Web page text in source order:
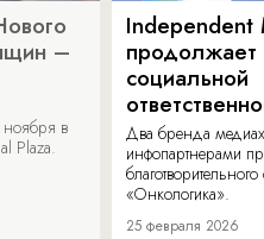
–
ноября в
Plaza.
Independent
продолжает
социальной
Два бренда
инфопартнерами
«Онкологика».
25 февраля 2026